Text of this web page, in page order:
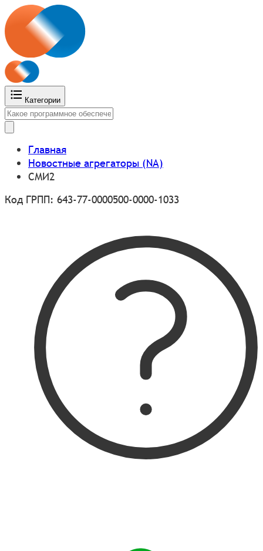
Категории
Главная
Новостные агрегаторы (NA)
СМИ2
Код ГРПП: 643-77-0000500-0000-1033